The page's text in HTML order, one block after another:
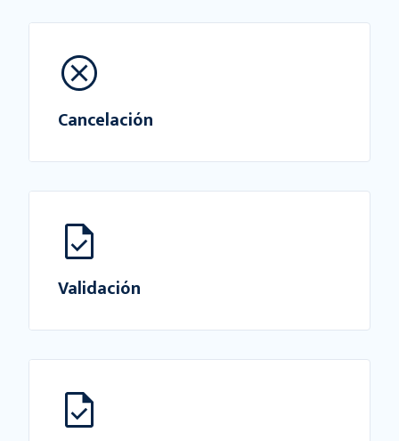
Cancelación
Validación